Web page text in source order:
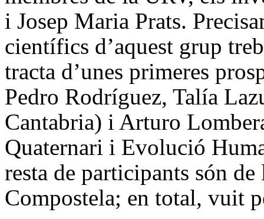
i Josep Maria Prats.
científics d’aquest grup
tracta d’unes primeres
Pedro Rodríguez, Talía
Cantabria) i Arturo
Quaternari i Evolució
resta de participants són de
Compostela; en total, vuit